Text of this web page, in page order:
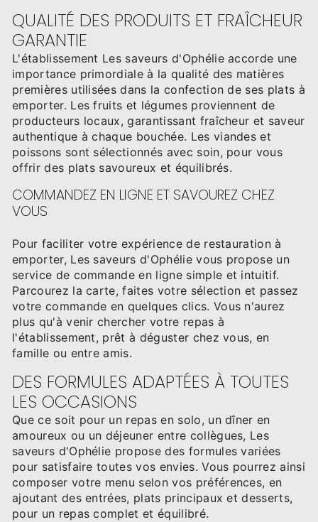
QUALITÉ DES PRODUITS ET FRAÎCHEUR
GARANTIE
L'établissement Les saveurs d'Ophélie accorde une
importance primordiale à la qualité des matières
premières utilisées dans la confection de ses plats à
emporter. Les fruits et légumes proviennent de
producteurs locaux, garantissant fraîcheur et saveur
authentique à chaque bouchée. Les viandes et
poissons sont sélectionnés avec soin, pour vous
offrir des plats savoureux et équilibrés.
COMMANDEZ EN LIGNE ET SAVOUREZ CHEZ
VOUS
Pour faciliter votre expérience de restauration à
emporter, Les saveurs d'Ophélie vous propose un
service de commande en ligne simple et intuitif.
Parcourez la carte, faites votre sélection et passez
votre commande en quelques clics. Vous n'aurez
plus qu'à venir chercher votre repas à
l'établissement, prêt à déguster chez vous, en
famille ou entre amis.
DES FORMULES ADAPTÉES À TOUTES
LES OCCASIONS
Que ce soit pour un repas en solo, un dîner en
amoureux ou un déjeuner entre collègues, Les
saveurs d'Ophélie propose des formules variées
pour satisfaire toutes vos envies. Vous pourrez ainsi
composer votre menu selon vos préférences, en
ajoutant des entrées, plats principaux et desserts,
pour un repas complet et équilibré.